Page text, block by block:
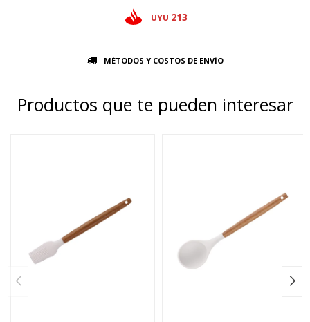
UYU 213
MÉTODOS Y COSTOS DE ENVÍO
Productos que te pueden interesar